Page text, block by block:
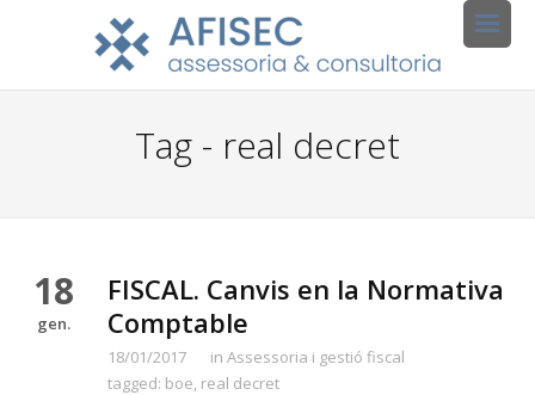
Tag - real decret
18
gen.
FISCAL. Canvis en la Normativa
Comptable
18/01/2017 in Assessoria i gestió fiscal
tagged: boe, real decret